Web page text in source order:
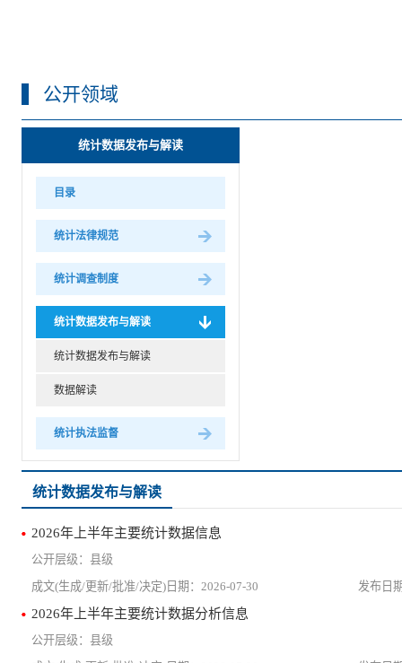
公开领域
统计数据发布与解读
目录
统计法律规范
统计调查制度
统计数据发布与解读
统计数据发布与解读
数据解读
统计执法监督
统计数据发布与解读
2026年上半年主要统计数据信息
县级
2026-07-30
2026年上半年主要统计数据分析信息
县级